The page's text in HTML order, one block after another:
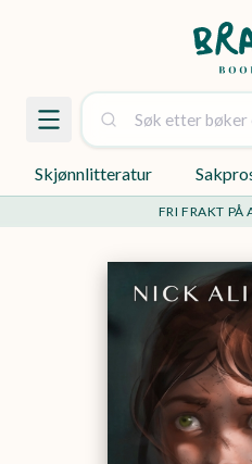
Skjønnlitteratur
FRI FRAKT PÅ